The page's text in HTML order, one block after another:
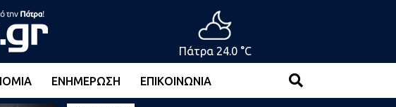
Πάτρα 24.0 °C
ΕΝΗΜΈΡΩΣΗ ΕΠΙΚΟΙΝΩΝΊΑ